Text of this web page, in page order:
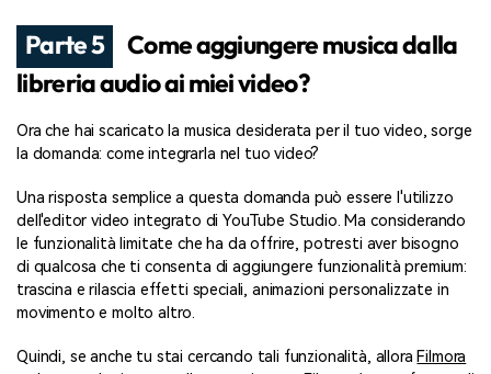
Parte 5
Come aggiungere musica dalla
libreria audio ai miei video?
Ora che hai scaricato la musica desiderata per il tuo video, sorge
la domanda: come integrarla nel tuo video?
Una risposta semplice a questa domanda può essere l'utilizzo
dell'editor video integrato di YouTube Studio. Ma considerando
le funzionalità limitate che ha da offrire, potresti aver bisogno
di qualcosa che ti consenta di aggiungere funzionalità premium:
trascina e rilascia effetti speciali, animazioni personalizzate in
movimento e molto altro.
Quindi, se anche tu stai cercando tali funzionalità, allora Filmora